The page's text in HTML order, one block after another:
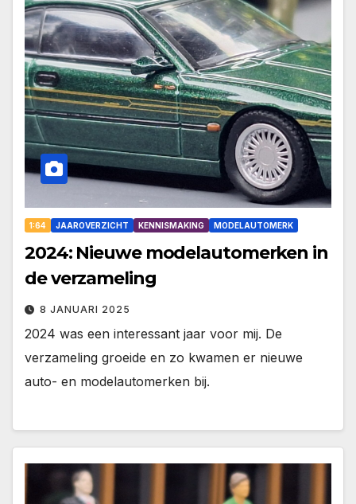
1:64 JAAROVERZICHT KENNISMAKING MODELAUTOMERK
2024: Nieuwe modelautomerken in
de verzameling
8 JANUARI 2025
2024 was een interessant jaar voor mij. De
verzameling groeide en zo kwamen er nieuwe
auto- en modelautomerken bij.